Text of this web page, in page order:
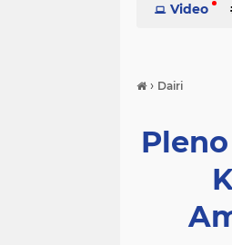
Video
› Dairi